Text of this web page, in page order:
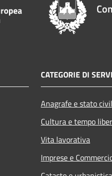
CATEGORIE DI
Anagrafe e stato
Cultura e tempo
Vita lavorativa
Imprese e